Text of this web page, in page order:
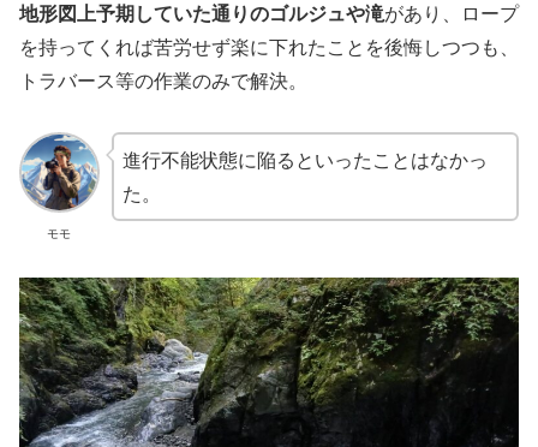
地形図上予期していた通りのゴルジュや滝があり、ロープ
を持ってくれば苦労せず楽に下れたことを後悔しつつも、
トラバース等の作業のみで解決。
モモ
進行不能状態に陥るといったことはなかっ
た。